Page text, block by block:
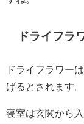
ドライフラ
ドライフラワー
げるとされます。
寝室は玄関から